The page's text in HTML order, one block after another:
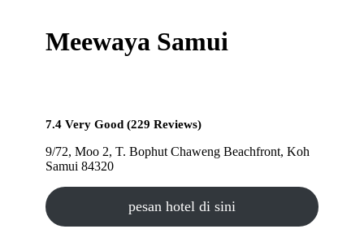
Meewaya Samui
7.4 Very Good (229 Reviews)
9/72, Moo 2, T. Bophut Chaweng Beachfront, Koh
Samui 84320
pesan hotel di sini